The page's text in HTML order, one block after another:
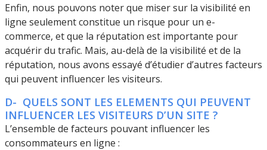
Enfin, nous pouvons noter que miser sur la visibilité en
ligne seulement constitue un risque pour un e-
commerce, et que la réputation est importante pour
acquérir du trafic. Mais, au-delà de la visibilité et de la
réputation, nous avons essayé d’étudier d’autres facteurs
qui peuvent influencer les visiteurs.
D- QUELS SONT LES ELEMENTS QUI PEUVENT
INFLUENCER LES VISITEURS D’UN SITE ?
L’ensemble de facteurs pouvant influencer les
consommateurs en ligne :